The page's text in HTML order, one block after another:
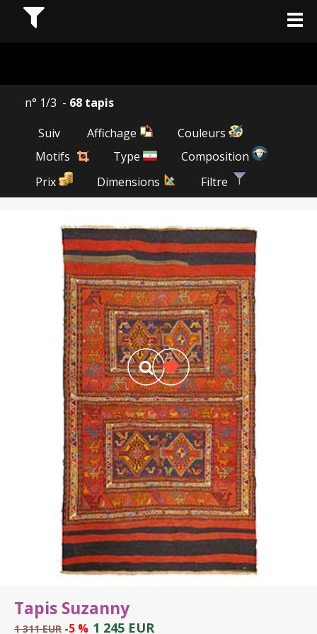
n° 1/3 - 68 tapis
Suiv
Affichage
Couleurs
Motifs
Type
Composition
Prix
Dimensions Filtre
Tapis Suzanny
1 311 EUR -5 % 1 245 EUR